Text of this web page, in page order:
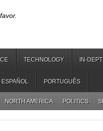
TECHNOLOGY IN-
ESPAÑOL PORTUGUÊS
NORTH AMERICA POLITICS